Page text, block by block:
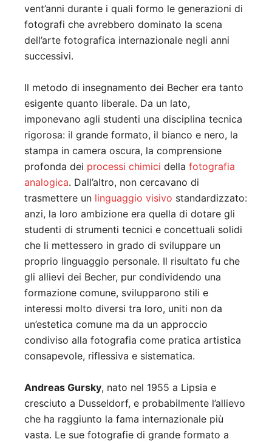
vent’anni durante i quali formo le generazioni di
fotografi che avrebbero dominato la scena
dell’arte fotografica internazionale negli anni
successivi.
Il metodo di insegnamento dei Becher era tanto
esigente quanto liberale. Da un lato,
imponevano agli studenti una disciplina tecnica
rigorosa: il grande formato, il bianco e nero, la
stampa in camera oscura, la comprensione
profonda dei processi chimici della fotografia
analogica. Dall’altro, non cercavano di
trasmettere un linguaggio visivo standardizzato:
anzi, la loro ambizione era quella di dotare gli
studenti di strumenti tecnici e concettuali solidi
che li mettessero in grado di sviluppare un
proprio linguaggio personale. Il risultato fu che
gli allievi dei Becher, pur condividendo una
formazione comune, svilupparono stili e
interessi molto diversi tra loro, uniti non da
un’estetica comune ma da un approccio
condiviso alla fotografia come pratica artistica
consapevole, riflessiva e sistematica.
Andreas Gursky, nato nel 1955 a Lipsia e
cresciuto a Dusseldorf, e probabilmente l’allievo
che ha raggiunto la fama internazionale più
vasta. Le sue fotografie di grande formato a